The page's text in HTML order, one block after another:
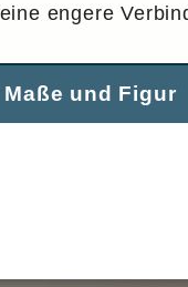
engere
und Figur